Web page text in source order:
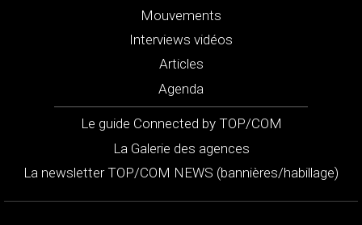
Mouvements
Interviews vidéos
Articles
Agenda
Le guide Connected by TOP/COM
La Galerie des agences
La newsletter TOP/COM NEWS (bannières/habillage)